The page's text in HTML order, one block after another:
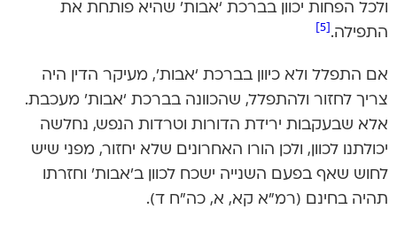
ולכל הפחות יכוון בברכת ‘אבות’ שהיא פותחת את
התפילה.
אם התפלל ולא כיוון בברכת ‘אבות’, מעיקר הדין היה
צריך לחזור ולהתפלל, שהכוונה בברכת ‘אבות’ מעכבת.
אלא שבעקבות ירידת הדורות וטרדות הנפש, נחלשה
יכולתנו לכוון, ולכן הורו האחרונים שלא יחזור, מפני שיש
לחוש שאף בפעם השנייה ישכח לכוון ב’אבות’ וחזרתו
תהיה בחינם (רמ”א קא, א, כה”ח ד).